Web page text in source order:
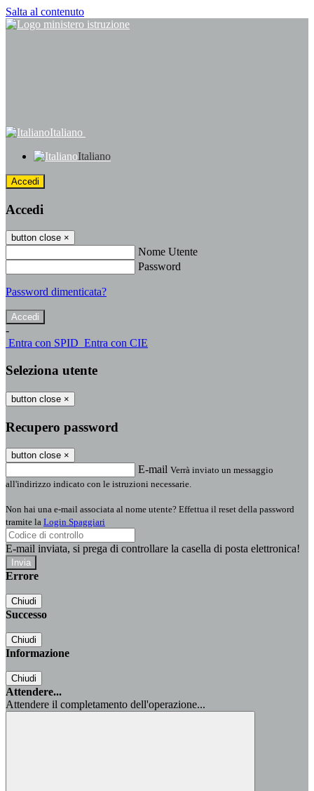
Salta al contenuto
Italiano
Italiano
Accedi
Accedi
button close ×
Nome Utente
Password
Password dimenticata?
-
Entra con SPID Entra con CIE
Seleziona utente
button close ×
Recupero password
button close ×
E-mail Verrà inviato un messaggio
all'indirizzo indicato con le istruzioni necessarie.
Non hai una e-mail associata al nome utente? Effettua il reset della password
tramite la Login Spaggiari
E-mail inviata, si prega di controllare la casella di posta elettronica!
Errore
Chiudi
Successo
Chiudi
Informazione
Chiudi
Attendere...
Attendere il completamento dell'operazione...